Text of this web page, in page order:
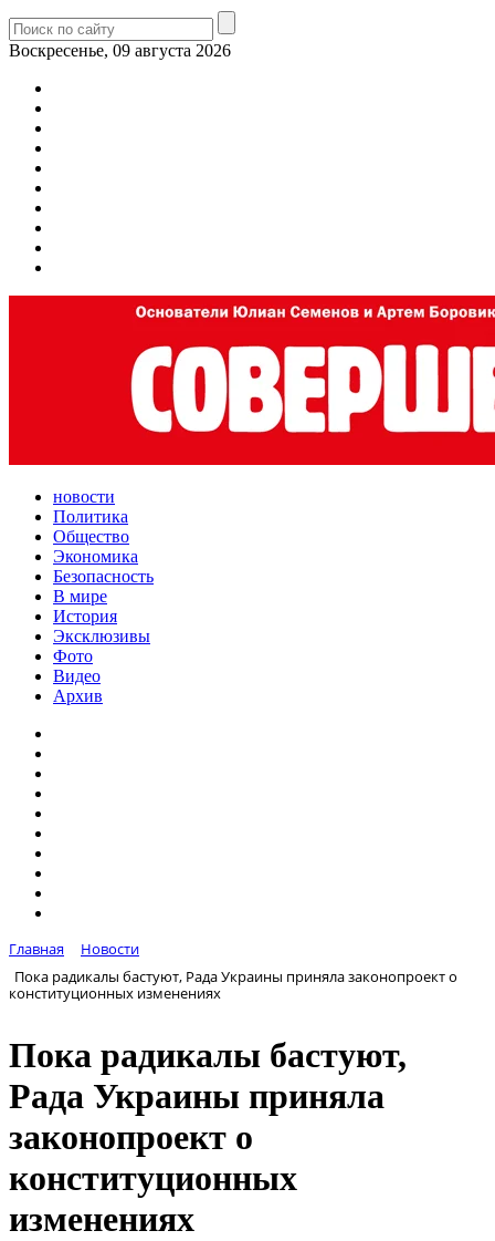
Воскресенье, 09 августа 2026
новости
Политика
Общество
Экономика
Безопасность
В мире
История
Эксклюзивы
Фото
Видео
Архив
Главная
Новости
Пока радикалы бастуют, Рада Украины приняла законопроект о
конституционных изменениях
Пока радикалы бастуют,
Рада Украины приняла
законопроект о
конституционных
изменениях